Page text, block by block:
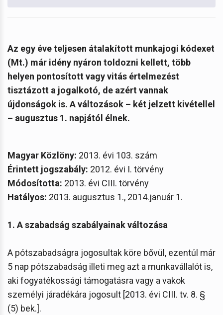
Az egy éve teljesen átalakított munkajogi kódexet
(Mt.) már idény nyáron toldozni kellett, több
helyen pontosított vagy vitás értelmezést
tisztázott a jogalkotó, de azért vannak
újdonságok is. A változások – két jelzett kivétellel
– augusztus 1. napjától élnek.
Magyar Közlöny: 2013. évi 103. szám
Érintett jogszabály: 2012. évi I. törvény
Módosította: 2013. évi CIII. törvény
Hatályos: 2013. augusztus 1., 2014.január 1.
1. A szabadság szabályainak változása
A pótszabadságra jogosultak köre bővül, ezentúl már
5 nap pótszabadság illeti meg azt a munkavállalót is,
aki fogyatékossági támogatásra vagy a vakok
személyi járadékára jogosult [2013. évi CIII. tv. 8. §
(5) bek.].